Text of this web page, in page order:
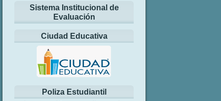
Sistema Institucional de
Evaluación
Ciudad Educativa
Poliza Estudiantil